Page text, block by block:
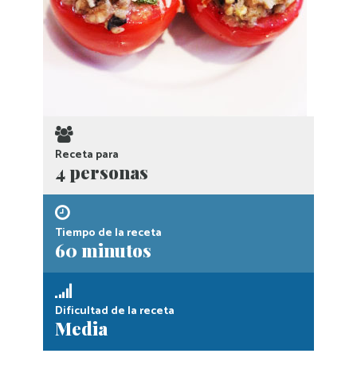
Receta para
4 personas
Tiempo de la receta
60 minutos
Dificultad de la receta
Media